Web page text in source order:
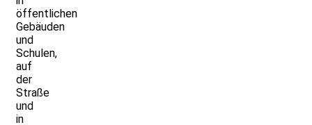
öffentlichen
Gebäuden
und
Schulen,
auf
der
Straße
und
in